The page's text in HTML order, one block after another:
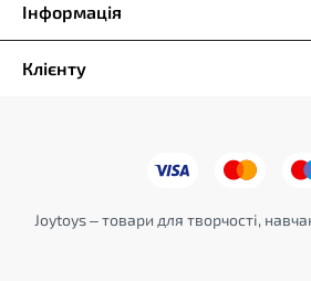
Інформація
Клієнту
Joytoys – товари для творчості,